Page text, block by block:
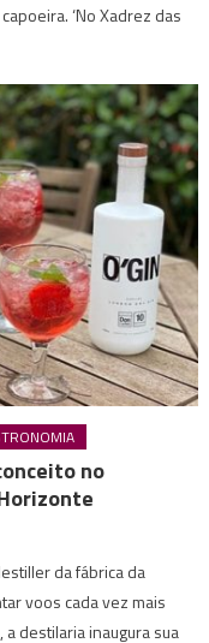
‘No Xadrez das
no
da fábrica da
voos cada vez mais
destilaria inaugura sua